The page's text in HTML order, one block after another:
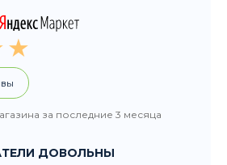
ДОВОЛЬНЫ
спасибо за заказ, очень
и доставили. Вы крутые. :-)